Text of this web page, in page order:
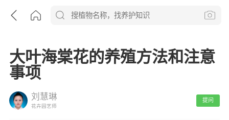
大叶海棠花的养殖方法和注意
事项
刘慧琳
花卉园艺师
提问